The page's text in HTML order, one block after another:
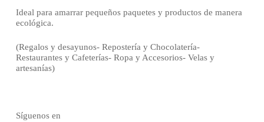
Ideal para amarrar pequeños paquetes y productos de manera
ecológica.
(Regalos y desayunos- Repostería y Chocolatería-
Restaurantes y Cafeterías- Ropa y Accesorios- Velas y
artesanías)
Síguenos en